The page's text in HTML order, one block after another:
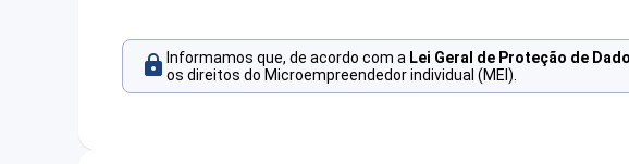
Informamos que, de acordo com a Lei Geral de Proteção de
os direitos do Microempreendedor individual (MEI).